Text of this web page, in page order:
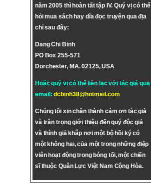
năm 2005 thì hoàn tất tập IV. Quý vị có thể
hỏi mua sách hay dĩa đọc truyện qua địa
chỉ sau đây:
Dang Chi Binh
PO Box 255-571
Dorchester, MA. 02125, USA
Hoặc quý vị có thể liên lạc với tác giả qua
email:dcbinh38@hotmail.com
Chúng tôi xin chân thành cám ơn tác giả
và trân trọng giới thiệu đến quý độc giả
và thính giả khắp nơi một bộ hồi ký có
một không hai, của một trong những điệp
viên hoạt động trong bóng tối, một chiến
sĩ thuộc Quân Lực Việt Nam Cộng Hòa.